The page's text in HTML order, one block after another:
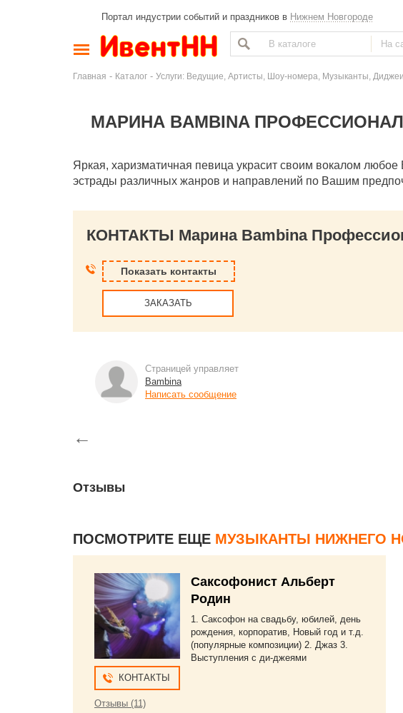
Портал индустрии событий и праздников в Нижнем Новгороде
Главная - Каталог - Услуги: Ведущие, Артисты, Шоу-номера, Музыканты,
МАРИНА BAMBINA
Яркая, харизматичная певица украсит своим вокалом
эстрады различных жанров и направлений по Вашим
КОНТАКТЫ Марина Bambina
Показать контакты
ЗАКАЗАТЬ
Страницей управляет
Bambina
Написать сообщение
←
Отзывы
ПОСМОТРИТЕ ЕЩЕ МУЗЫКАНТЫ НИЖНЕГО
КОНТАКТЫ
Отзывы (11)
Саксофонист Альберт
Родин
1. Саксофон на свадьбу, юбилей, день
рождения, корпоратив, Новый год и т.д.
(популярные композиции) 2. Джаз 3.
Выступления с ди-джеями